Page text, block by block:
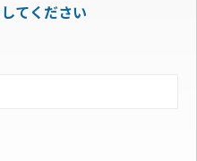
てください